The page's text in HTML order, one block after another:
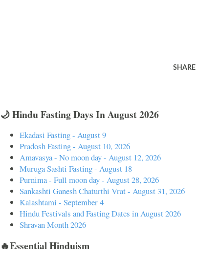
SHARE
🌙 Hindu Fasting Days In August 2026
Ekadasi Fasting - August 9
Pradosh Fasting - August 10, 2026
Amavasya - No moon day - August 12, 2026
Muruga Sashti Fasting - August 18
Purnima - Full moon day - August 28, 2026
Sankashti Ganesh Chaturthi Vrat - August 31, 2026
Kalashtami - September 4
Hindu Festivals and Fasting Dates in August 2026
Shravan Month 2026
🔥Essential Hinduism